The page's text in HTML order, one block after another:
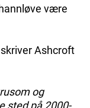
være
Ashcroft
og
sted på 2000-